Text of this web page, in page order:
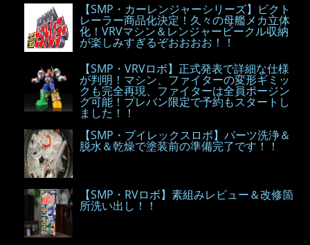
【SMP・カーレンジャーシリーズ】ビクト
レーラー商品化決定！久々の母艦メカ立体
化！VRVマシン＆レンジャービークル収納
が楽しみすぎるぞおおおお！！
【SMP・VRVロボ】正式発表で詳細な仕様
が判明！マシン、ファイターの変形ギミッ
クも完全再現、ファイターは全員ポージン
グ可能！プレバン限定で予約もスタートし
ました！！
【SMP・ブイレックスロボ】パーツ洗浄＆
脱水＆乾燥で塗装前の準備完了です！！
【SMP・RVロボ】素組みレビュー＆改修箇
所洗い出し！！